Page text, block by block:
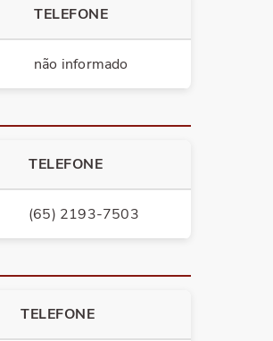
TELEFONE
não informado
TELEFONE
(65) 2193-7503
TELEFONE